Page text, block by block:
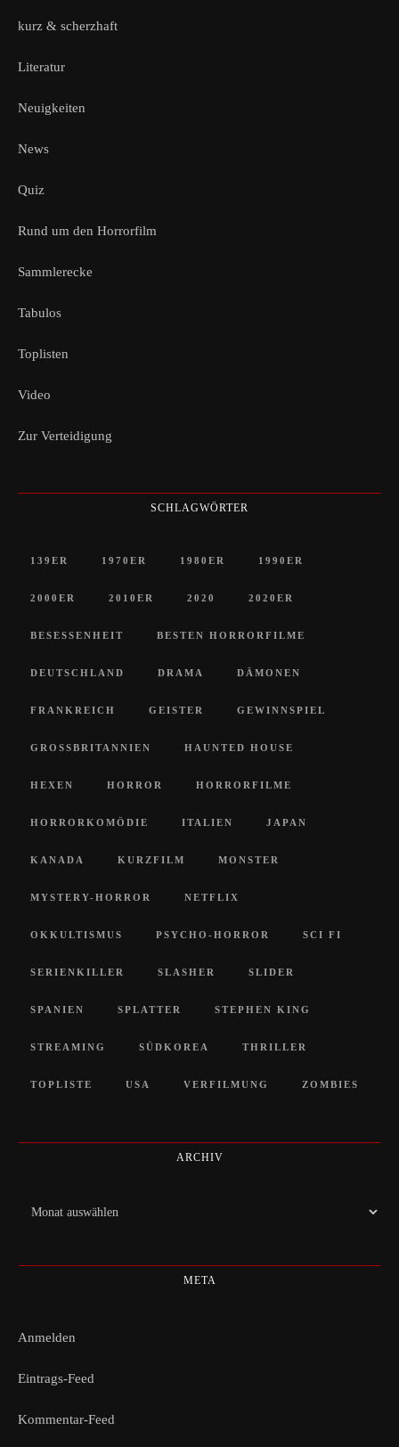
kurz & scherzhaft
Literatur
Neuigkeiten
News
Quiz
Rund um den Horrorfilm
Sammlerecke
Tabulos
Toplisten
Video
Zur Verteidigung
SCHLAGWÖRTER
139ER 1970ER 1980ER 1990ER
2000ER 2010ER 2020 2020ER
BESESSENHEIT BESTEN HORRORFILME
DEUTSCHLAND DRAMA DÄMONEN
FRANKREICH GEISTER GEWINNSPIEL
GROSSBRITANNIEN HAUNTED HOUSE
HEXEN HORROR HORRORFILME
HORRORKOMÖDIE ITALIEN JAPAN
KANADA KURZFILM MONSTER
MYSTERY-HORROR NETFLIX
OKKULTISMUS PSYCHO-HORROR SCI FI
SERIENKILLER SLASHER SLIDER
SPANIEN SPLATTER STEPHEN KING
STREAMING SÜDKOREA THRILLER
TOPLISTE USA VERFILMUNG ZOMBIES
ARCHIV
Archiv
META
Anmelden
Eintrags-Feed
Kommentar-Feed